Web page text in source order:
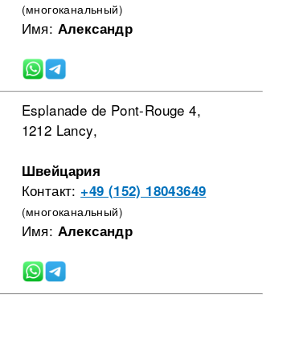
(многоканальный)
Имя: Александр
Esplanade de Pont-Rouge 4,
1212 Lancy,
Швейцария
Контакт: +49 (152) 18043649
(многоканальный)
Имя: Александр